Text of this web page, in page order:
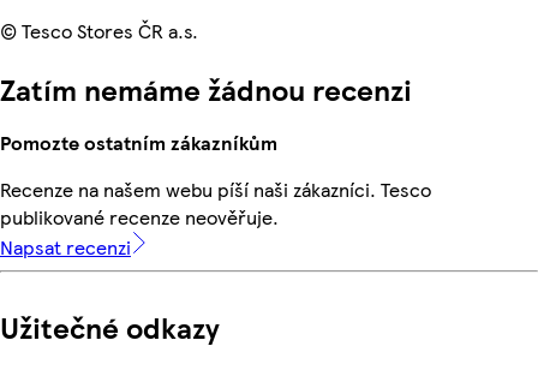
© Tesco Stores ČR a.s.
Zatím nemáme žádnou recenzi
Pomozte ostatním zákazníkům
Recenze na našem webu píší naši zákazníci. Tesco
publikované recenze neověřuje.
Napsat recenzi
Užitečné odkazy